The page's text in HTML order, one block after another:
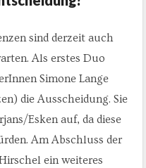
sind derzeit auch
Als erstes Duo
Simone Lange
die Ausscheidung. Sie
Esken auf, da diese
Am Abschluss der
ein weiteres